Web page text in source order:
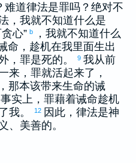
道律法是罪吗？绝对不
，我就不知道什么是
心” b
，我就不知道什么
命，趁机在我里面生出
，罪是死的。
9 我从前
来，罪就活起来了，
那本该带来生命的诫
事实上，罪藉着诫命趁机
我。
12 因此，律法是神
、美善的。